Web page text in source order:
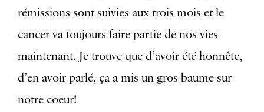
rémissions sont suivies aux trois mois et le
cancer va toujours faire partie de nos vies
maintenant. Je trouve que d’avoir été honnête,
d’en avoir parlé, ça a mis un gros baume sur
notre coeur!